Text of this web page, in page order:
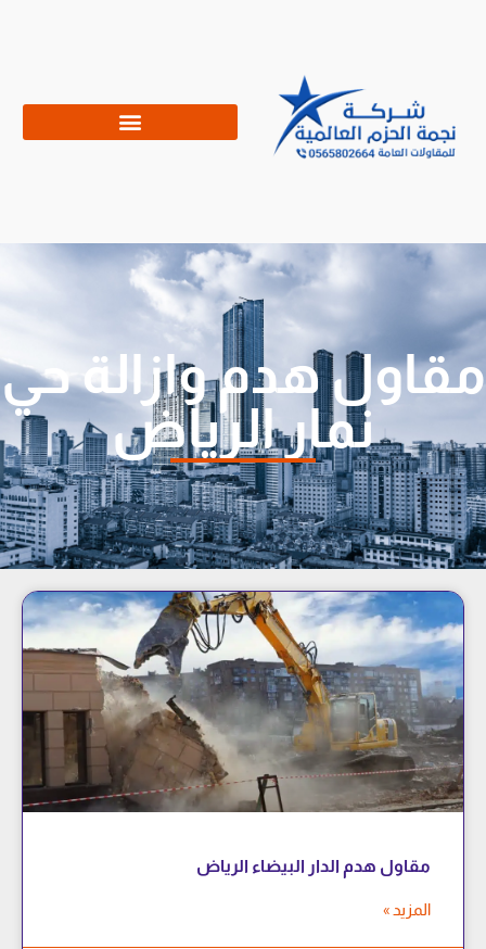
مقاول هدم وازالة حي
نمار الرياض
مقاول هدم الدار البيضاء الرياض
المزيد »